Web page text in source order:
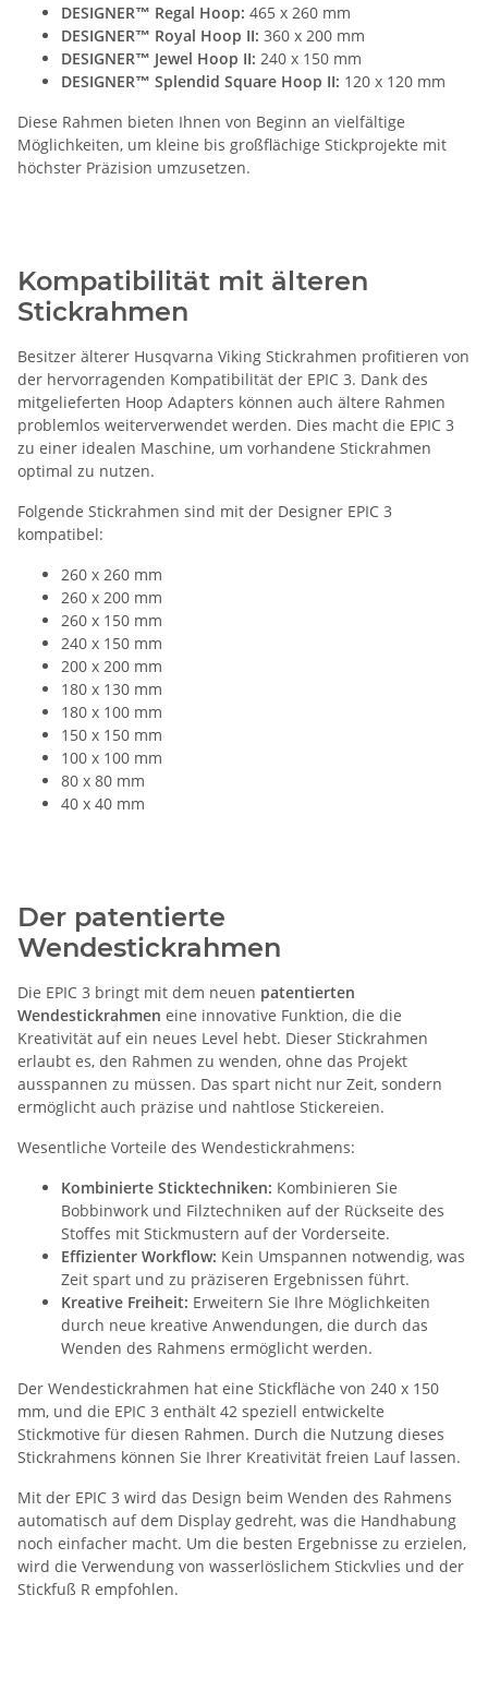
DESIGNER™ Regal Hoop: 465 x 260 mm
DESIGNER™ Royal Hoop II: 360 x 200 mm
DESIGNER™ Jewel Hoop II: 240 x 150 mm
DESIGNER™ Splendid Square Hoop II: 120 x 120 mm
Diese Rahmen bieten Ihnen von Beginn an vielfältige
Möglichkeiten, um kleine bis großflächige Stickprojekte mit
höchster Präzision umzusetzen.
Kompatibilität mit älteren
Stickrahmen
Besitzer älterer Husqvarna Viking Stickrahmen profitieren von
der hervorragenden Kompatibilität der EPIC 3. Dank des
mitgelieferten Hoop Adapters können auch ältere Rahmen
problemlos weiterverwendet werden. Dies macht die EPIC 3
zu einer idealen Maschine, um vorhandene Stickrahmen
optimal zu nutzen.
Folgende Stickrahmen sind mit der Designer EPIC 3
kompatibel:
260 x 260 mm
260 x 200 mm
260 x 150 mm
240 x 150 mm
200 x 200 mm
180 x 130 mm
180 x 100 mm
150 x 150 mm
100 x 100 mm
80 x 80 mm
40 x 40 mm
Der patentierte
Wendestickrahmen
Die EPIC 3 bringt mit dem neuen patentierten
Wendestickrahmen eine innovative Funktion, die die
Kreativität auf ein neues Level hebt. Dieser Stickrahmen
erlaubt es, den Rahmen zu wenden, ohne das Projekt
ausspannen zu müssen. Das spart nicht nur Zeit, sondern
ermöglicht auch präzise und nahtlose Stickereien.
Wesentliche Vorteile des Wendestickrahmens:
Kombinierte Sticktechniken: Kombinieren Sie
Bobbinwork und Filztechniken auf der Rückseite des
Stoffes mit Stickmustern auf der Vorderseite.
Effizienter Workflow: Kein Umspannen notwendig, was
Zeit spart und zu präziseren Ergebnissen führt.
Kreative Freiheit: Erweitern Sie Ihre Möglichkeiten
durch neue kreative Anwendungen, die durch das
Wenden des Rahmens ermöglicht werden.
Der Wendestickrahmen hat eine Stickfläche von 240 x 150
mm, und die EPIC 3 enthält 42 speziell entwickelte
Stickmotive für diesen Rahmen. Durch die Nutzung dieses
Stickrahmens können Sie Ihrer Kreativität freien Lauf lassen.
Mit der EPIC 3 wird das Design beim Wenden des Rahmens
automatisch auf dem Display gedreht, was die Handhabung
noch einfacher macht. Um die besten Ergebnisse zu erzielen,
wird die Verwendung von wasserlöslichem Stickvlies und der
Stickfuß R empfohlen.